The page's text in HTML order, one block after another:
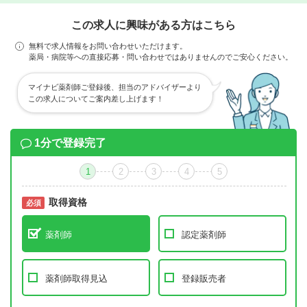
この求人に興味がある方はこちら
無料で求人情報をお問い合わせいただけます。
薬局・病院等への直接応募・問い合わせではありませんのでご安心ください。
マイナビ薬剤師ご登録後、担当のアドバイザーより
この求人についてご案内差し上げます！
1分で登録完了
1 2 3 4 5
必須 取得資格
薬剤師 認定薬剤師
薬剤師取得見込 登録販売者